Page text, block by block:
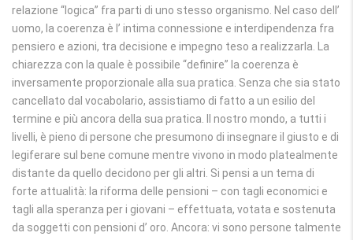
relazione “logica” fra parti di uno stesso organismo. Nel caso dell’
uomo, la coerenza è l’ intima connessione e interdipendenza fra
pensiero e azioni, tra decisione e impegno teso a realizzarla. La
chiarezza con la quale è possibile “definire” la coerenza è
inversamente proporzionale alla sua pratica. Senza che sia stato
cancellato dal vocabolario, assistiamo di fatto a un esilio del
termine e più ancora della sua pratica. Il nostro mondo, a tutti i
livelli, è pieno di persone che presumono di insegnare il giusto e di
legiferare sul bene comune mentre vivono in modo platealmente
distante da quello decidono per gli altri. Si pensi a un tema di
forte attualità: la riforma delle pensioni – con tagli economici e
tagli alla speranza per i giovani – effettuata, votata e sostenuta
da soggetti con pensioni d’ oro. Ancora: vi sono persone talmente